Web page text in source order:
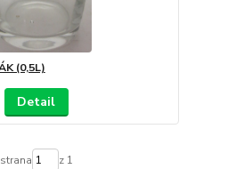
(0,5L)
Detail
strana z 1